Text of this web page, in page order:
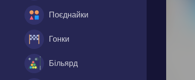
Поєднайки
Гонки
Більярд